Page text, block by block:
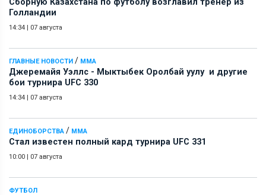
Голландии
14:34 | 07 августа
ГЛАВНЫЕ НОВОСТИ / ММА
Джеремайя Уэллс - Мыктыбек Оролбай уулу и другие
бои турнира UFC 330
14:34 | 07 августа
ЕДИНОБОРСТВА / ММА
Стал известен полный кард турнира UFC 331
10:00 | 07 августа
ФУТБОЛ